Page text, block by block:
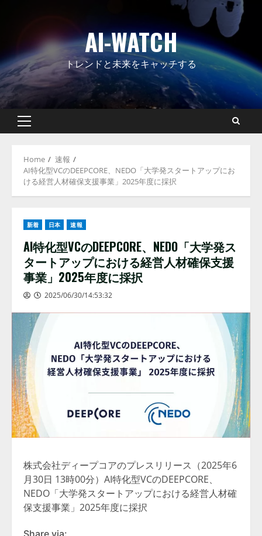
AI-WATCH
トレンドと未来をキャッチする
Primary
Home
速報
AI特化型VCのDEEPCORE、NEDO「大学発スタートアップにお
ける経営人材確保支援事業」2025年度に採択
新着 日本 速報
AI特化型VCのDEEPCORE、NEDO「大学発ス
タートアップにおける経営人材確保支援
事業」2025年度に採択
2025/06/30/14:53:32
株式会社ディープコアのプレスリリース（2025年6
月30日 13時00分）AI特化型VCのDEEPCORE、
NEDO「大学発スタートアップにおける経営人材確
保支援事業」2025年度に採択
Share via: